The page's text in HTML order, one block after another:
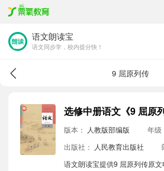
语文朗读宝
语文同步学，校内提分快！
9 屈原列传
版本： 人教版部编版 年级
出版社：
人民教育出版社
语文朗读宝提供9 屈原列传原